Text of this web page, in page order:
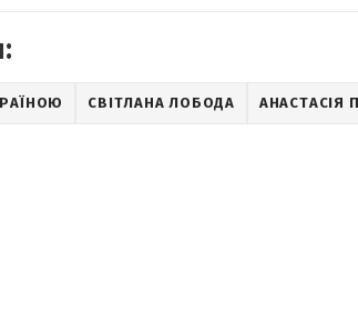
СВІТЛАНА ЛОБОДА АНАСТАСІЯ